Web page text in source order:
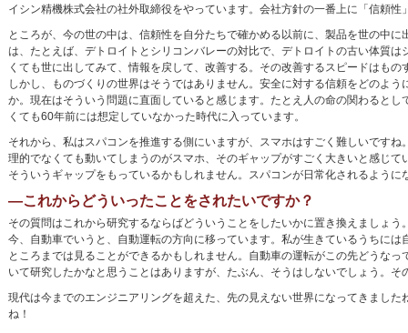
イシン精機株式会社の社外取締役をやっています。会社方針の一番上に「信頼
ところが、今の世の中は、信頼性を自分たちで確かめる以前に、製品を世の中
は、たとえば、デトロイトとシリコンバレーの対比で、デトロイトの古い体質
くても世に出してみて、情報を戻して、改善する。その改善するスピードはも
しかし、ものづくりの世界はそうではありません。安全に対する信頼をどのよ
か。現在はそういう問題に直面していると感じます。たとえ人の命の関わると
くても60年前には想定していなかった時代に入っています。
それから、私はスパコンを推進する側にいますが、スマホはすごく難しいです
理的でなくても動いてしまうのがスマホ、そのギャップがすごく大きいと感じ
そういうギャップをもっているかもしれません。スパコンが日常化されるよう
―これからどういったことをされたいですか？
その質問はこれから研究するならばどういうことをしたいかに置き換えましょう
今、自動車でいうと、自動運転の方向に移っています。私が生きているうちに
ところまでは見ることができるかもしれません。自動車の運転がこの先どうな
いて研究したかなと思うことはありますが、たぶん、そうはしないでしょう。
現代は今までのエンジニアリングを超えた、先の見えない世界になってきまし
ね！